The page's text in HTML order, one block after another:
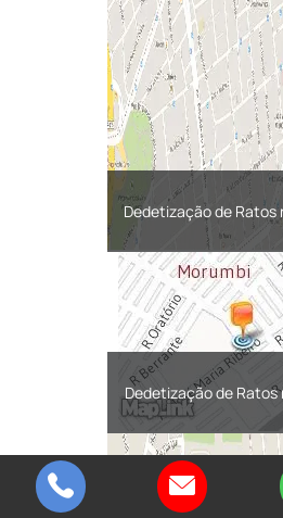
Dedetização de Ratos
Dedetização de Ratos